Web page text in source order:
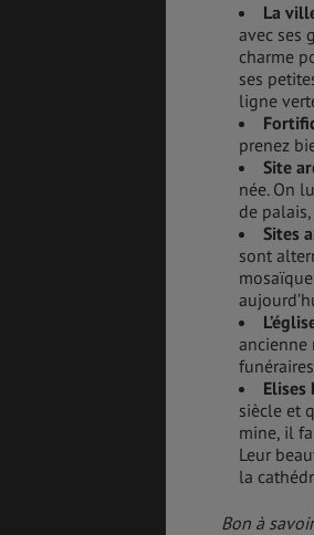
La
avec ses
charme
ses
ligne
prenez
Site
née. On
de
Sites
sont
ancienne
Elises
siècle et
mine, il
Leur
la
Bon à savoir